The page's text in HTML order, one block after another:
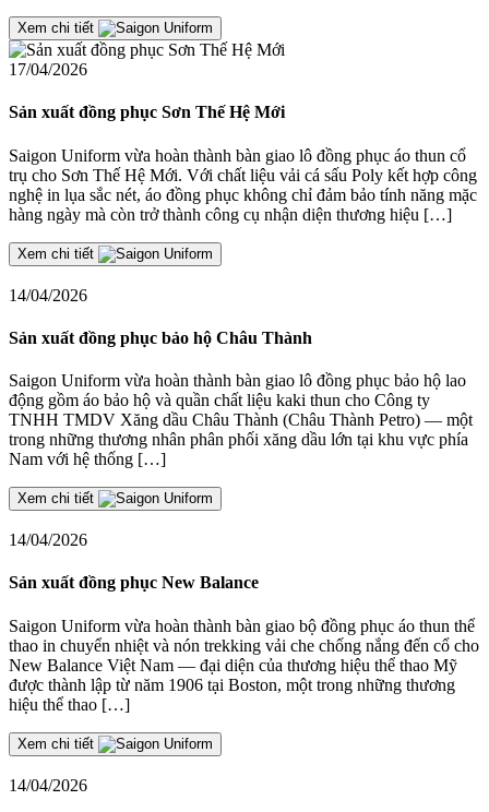
Xem chi tiết
17/04/2026
Sản xuất đồng phục Sơn Thế Hệ Mới
Saigon Uniform vừa hoàn thành bàn giao lô đồng phục áo thun cổ
trụ cho Sơn Thế Hệ Mới. Với chất liệu vải cá sấu Poly kết hợp công
nghệ in lụa sắc nét, áo đồng phục không chỉ đảm bảo tính năng mặc
hàng ngày mà còn trở thành công cụ nhận diện thương hiệu […]
Xem chi tiết
14/04/2026
Sản xuất đồng phục bảo hộ Châu Thành
Saigon Uniform vừa hoàn thành bàn giao lô đồng phục bảo hộ lao
động gồm áo bảo hộ và quần chất liệu kaki thun cho Công ty
TNHH TMDV Xăng dầu Châu Thành (Châu Thành Petro) — một
trong những thương nhân phân phối xăng dầu lớn tại khu vực phía
Nam với hệ thống […]
Xem chi tiết
14/04/2026
Sản xuất đồng phục New Balance
Saigon Uniform vừa hoàn thành bàn giao bộ đồng phục áo thun thể
thao in chuyển nhiệt và nón trekking vải che chống nắng đến cổ cho
New Balance Việt Nam — đại diện của thương hiệu thể thao Mỹ
được thành lập từ năm 1906 tại Boston, một trong những thương
hiệu thể thao […]
Xem chi tiết
14/04/2026